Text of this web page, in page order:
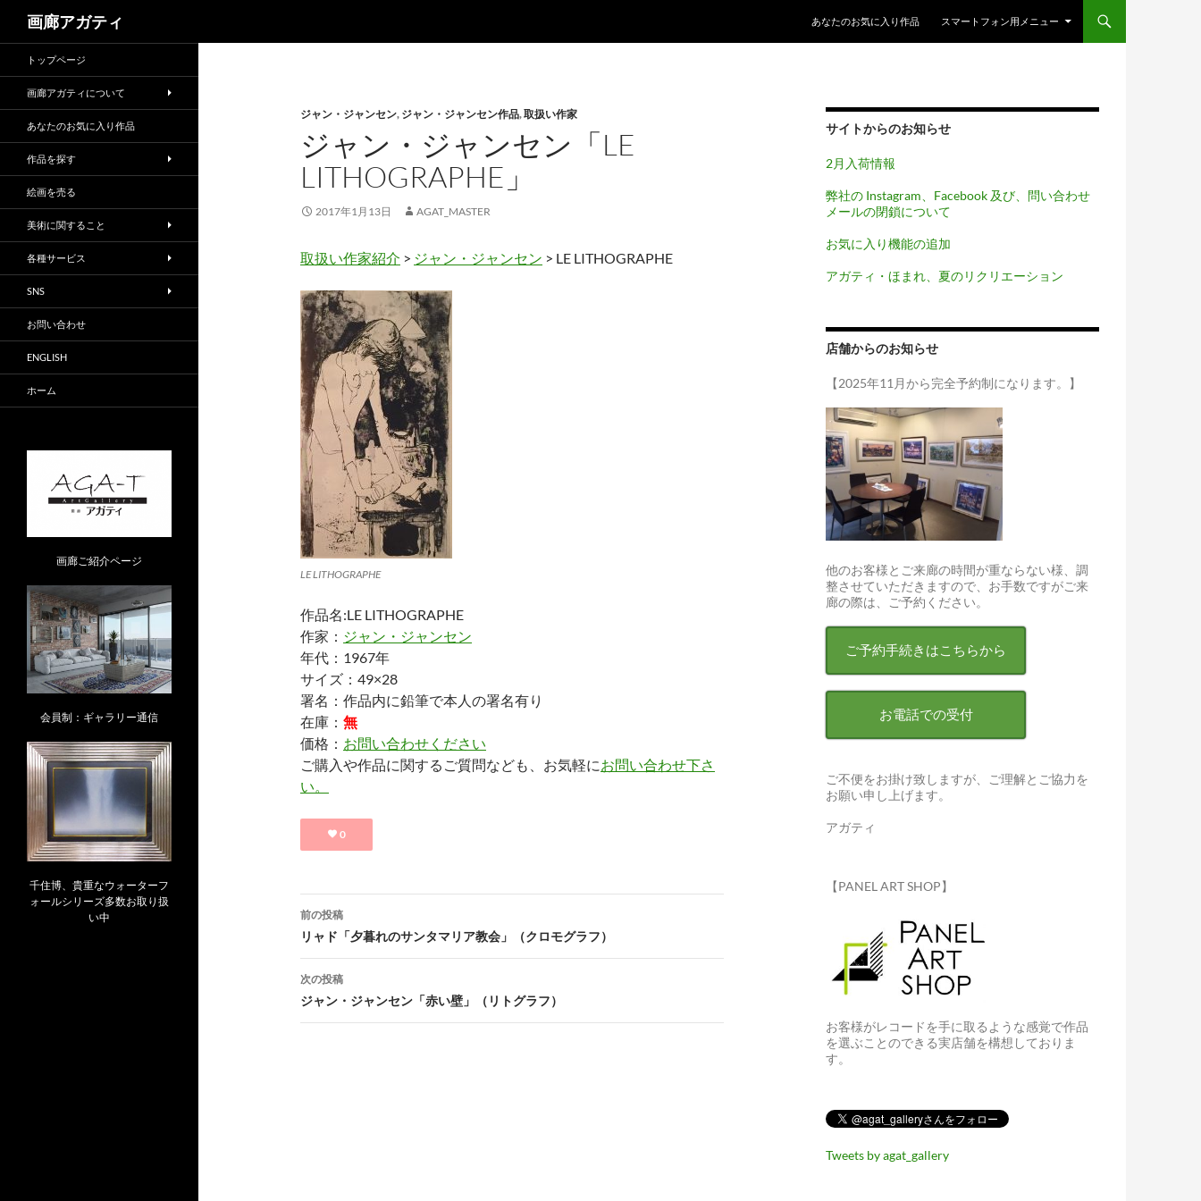
画廊アガティ
あなたのお気に入り作品
スマートフォン用メニュー
ジャン・ジャンセン, ジャン・ジャンセン作品,取扱い作家
ジャン・ジャンセン「LE
LITHOGRAPHE」
2017年1月13日 AGAT_MASTER
取扱い作家紹介 > ジャン・ジャンセン > LE LITHOGRAPHE
LE LITHOGRAPHE
作品名:LE LITHOGRAPHE
作家： ジャン・ジャンセン
年代：1967年
サイズ：49×28
署名：作品内に鉛筆で本人の署名有り
在庫： 無
価格： お問い合わせください
ご購入や作品に関するご質問なども、お気軽にお問い合わせ下さ
い。
0
投
稿
ナ
ビ
ゲ
前の投稿
リャド「夕暮れのサンタマリア教会」（クロモグラフ）
次の投稿
ジャン・ジャンセン「赤い壁」（リトグラフ）
サイトからのお知らせ
2月入荷情報
弊社の Instagram、Facebook 及び、問い合わせ
メールの閉鎖について
お気に入り機能の追加
アガティ・ほまれ、夏のリクリエーション
店舗からのお知らせ
【2025年11月から完全予約制になります。】
他のお客様とご来廊の時間が重ならない様、調
整させていただきますので、お手数ですがご来
廊の際は、ご予約ください。
ご予約手続きはこちらから
お電話での受付
ご不便をお掛け致しますが、ご理解とご協力を
お願い申し上げます。
アガティ
【PANEL ART SHOP】
お客様がレコードを手に取るような感覚で作品
を選ぶことのできる実店舗を構想しておりま
す。
Tweets by agat_gallery
トップページ
画廊アガティについて
あなたのお気に入り作品
作品を探す
絵画を売る
美術に関すること
各種サービス
SNS
お問い合わせ
ENGLISH
ホーム
画廊ご紹介ページ
会員制：ギャラリー通信
千住博、貴重なウォーターフ
ォールシリーズ多数お取り扱
い中